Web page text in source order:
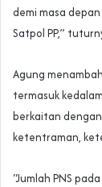
demi masa
Satpol PP,”
Agung
termasuk
berkaitan
ketentraman,
“Jumlah PNS